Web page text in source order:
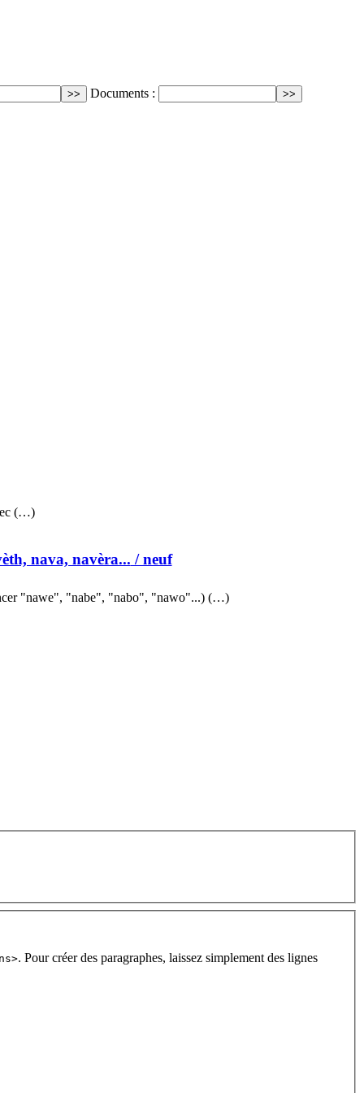
Documents :
(…)
nava, navèra... / neuf
"nawe", "nabe", "nabo", "nawo"...) (…)
. Pour créer des paragraphes, laissez simplement des lignes